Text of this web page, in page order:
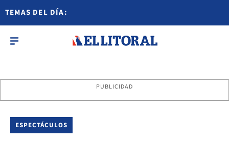
TEMAS DEL DÍA:
PUBLICIDAD
ESPECTÁCULOS